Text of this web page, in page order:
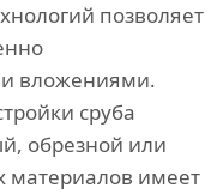
позволяет
вложениями.
сруба
обрезной или
материалов имеет